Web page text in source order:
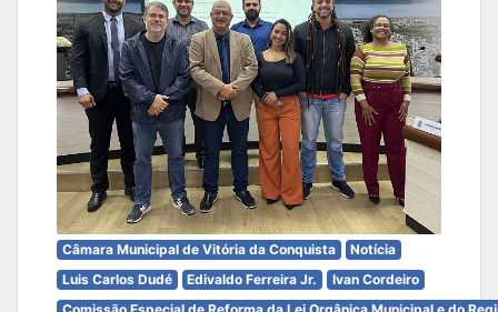
Câmara Municipal de Vitória da Conquista
Notícia
Luis Carlos Dudé
Edivaldo Ferreira Jr.
Ivan Cordeiro